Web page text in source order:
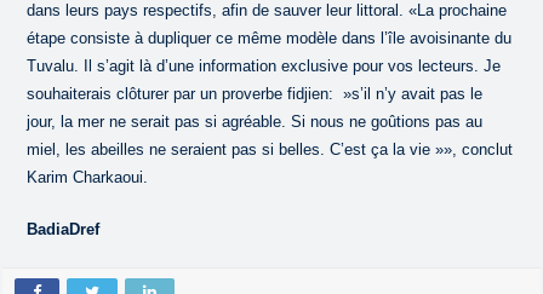
dans leurs pays respectifs, afin de sauver leur littoral. «La prochaine
étape consiste à dupliquer ce même modèle dans l’île avoisinante du
Tuvalu. Il s’agit là d’une information exclusive pour vos lecteurs. Je
souhaiterais clôturer par un proverbe fidjien: »s’il n’y avait pas le
jour, la mer ne serait pas si agréable. Si nous ne goûtions pas au
miel, les abeilles ne seraient pas si belles. C’est ça la vie »», conclut
Karim Charkaoui.
BadiaDref